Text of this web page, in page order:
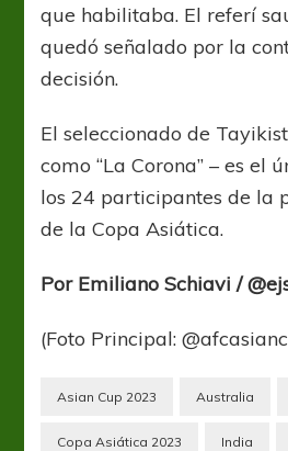
que habilitaba. El referí
quedó señalado por la
decisión.
El seleccionado de
como “La Corona” – es el
los 24 participantes de la
de la Copa Asiática.
Por Emiliano Schiavi /
(Foto Principal:
Asian Cup 2023 Australia
Copa Asiática 2023 India